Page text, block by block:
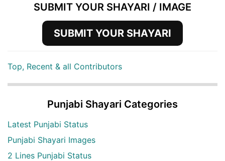
SUBMIT YOUR SHAYARI / IMAGE
SUBMIT YOUR SHAYARI
Top, Recent & all Contributors
Punjabi Shayari Categories
Latest Punjabi Status
Punjabi Shayari Images
2 Lines Punjabi Status